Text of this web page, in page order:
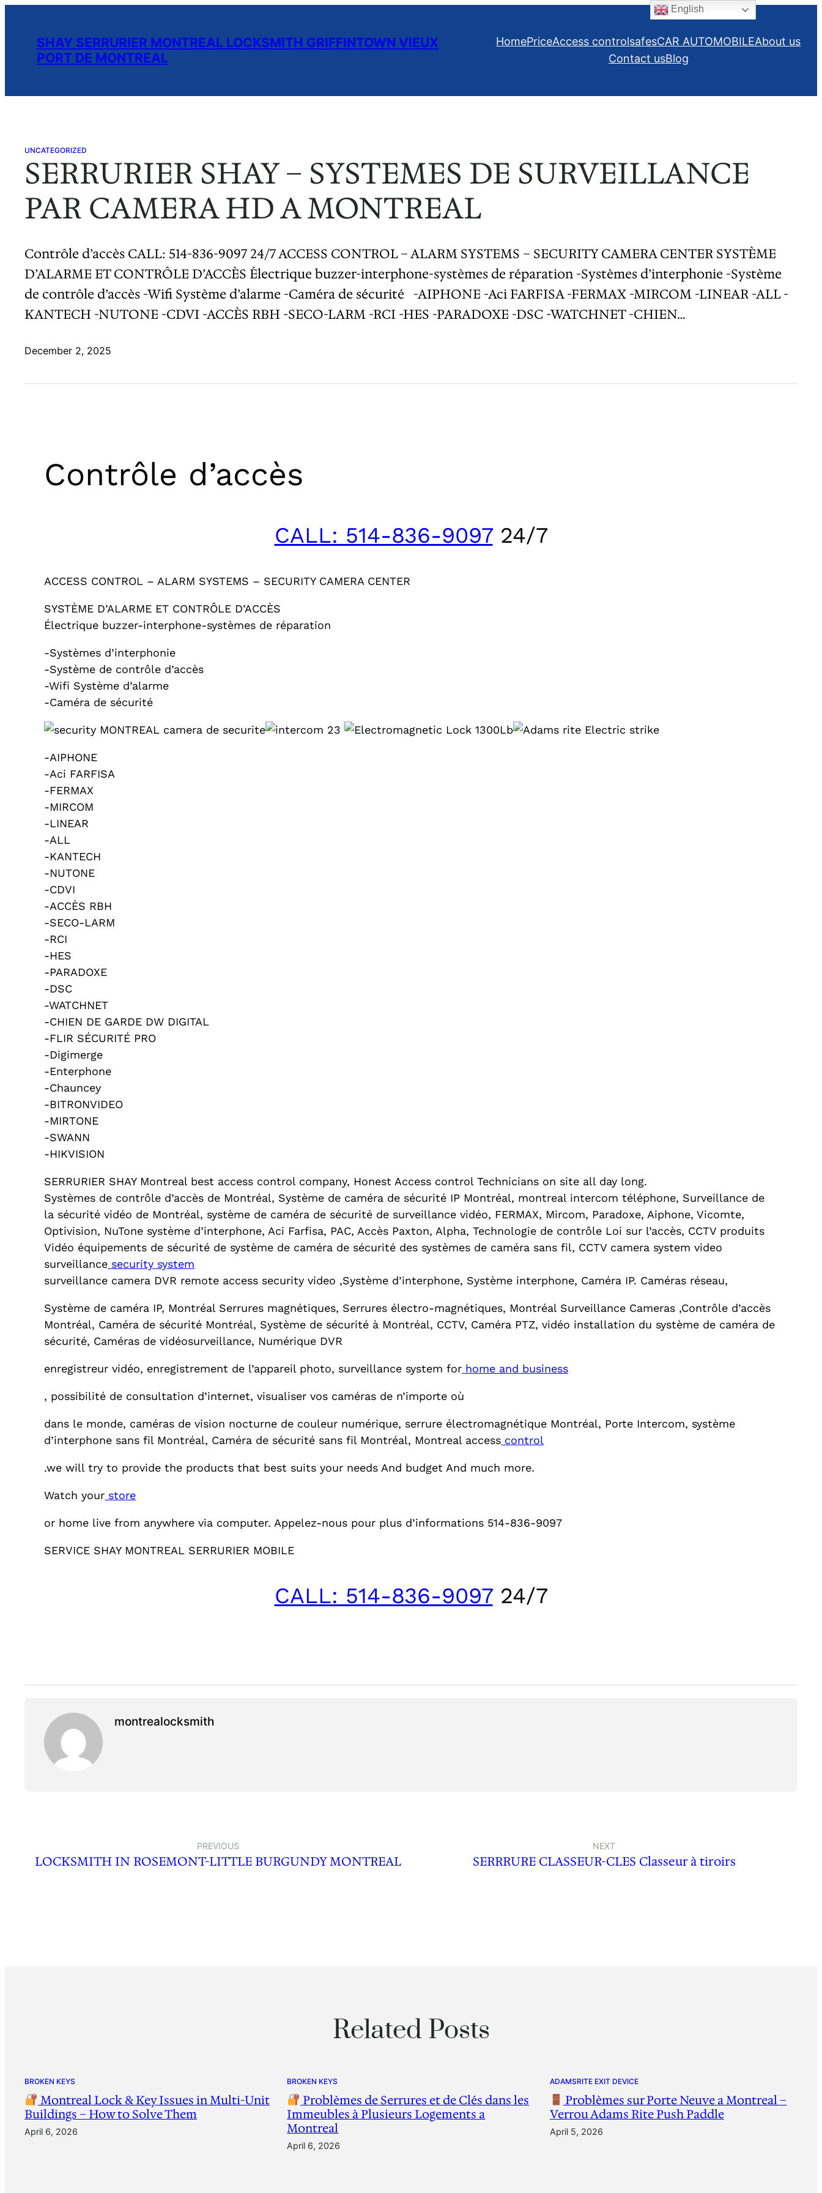
contentSHAY SERRURIER MONTREAL LOCKSMITH GRIFFINTOWN VIEUX
PORT DE MONTREAL
HomePriceAccess controlsafesCAR AUTOMOBILEAbout us
Contact usBlog
UNCATEGORIZED
SERRURIER SHAY – SYSTEMES DE SURVEILLANCE
PAR CAMERA HD A MONTREAL
Contrôle d’accès CALL: 514-836-9097 24/7 ACCESS CONTROL – ALARM SYSTEMS – SECURITY CAMERA CENTER SYSTÈME
D’ALARME ET CONTRÔLE D’ACCÈS Électrique buzzer-interphone-systèmes de réparation -Systèmes d’interphonie -Système
de contrôle d’accès -Wifi Système d’alarme -Caméra de sécurité -AIPHONE -Aci FARFISA -FERMAX -MIRCOM -LINEAR -ALL -
KANTECH -NUTONE -CDVI -ACCÈS RBH -SECO-LARM -RCI -HES -PARADOXE -DSC -WATCHNET -CHIEN…
December 2, 2025
Contrôle d’accès
CALL: 514-836-909724/7
ACCESS CONTROL – ALARM SYSTEMS – SECURITY CAMERA CENTER
SYSTÈME D’ALARME ET CONTRÔLE D’ACCÈS
Électrique buzzer-interphone-systèmes de réparation
-Systèmes d’interphonie
-Système de contrôle d’accès
-Wifi Système d’alarme
-Caméra de sécurité
-AIPHONE
-Aci FARFISA
-FERMAX
-MIRCOM
-LINEAR
-ALL
-KANTECH
-NUTONE
-CDVI
-ACCÈS RBH
-SECO-LARM
-RCI
-HES
-PARADOXE
-DSC
-WATCHNET
-CHIEN DE GARDE DW DIGITAL
-FLIR SÉCURITÉ PRO
-Digimerge
-Enterphone
-Chauncey
-BITRONVIDEO
-MIRTONE
-SWANN
-HIKVISION
SERRURIER SHAY Montreal best access control company, Honest Access control Technicians on site all day long.
Systèmes de contrôle d’accès de Montréal, Système de caméra de sécurité IP Montréal, montreal intercom téléphone, Surveillance de
la sécurité vidéo de Montréal, système de caméra de sécurité de surveillance vidéo, FERMAX, Mircom, Paradoxe, Aiphone, Vicomte,
Optivision, NuTone système d’interphone, Aci Farfisa, PAC, Accès Paxton, Alpha, Technologie de contrôle Loi sur l’accès, CCTV produits
Vidéo équipements de sécurité de système de caméra de sécurité des systèmes de caméra sans fil, CCTV camera system video
surveillance security system
surveillance camera DVR remote access security video ,Système d’interphone, Système interphone, Caméra IP. Caméras réseau,
Système de caméra IP, Montréal Serrures magnétiques, Serrures électro-magnétiques, Montréal Surveillance Cameras ,Contrôle d’accès
Montréal, Caméra de sécurité Montréal, Système de sécurité à Montréal, CCTV, Caméra PTZ, vidéo installation du système de caméra de
sécurité, Caméras de vidéosurveillance, Numérique DVR
enregistreur vidéo, enregistrement de l’appareil photo, surveillance system for home and business
, possibilité de consultation d’internet, visualiser vos caméras de n’importe où
dans le monde, caméras de vision nocturne de couleur numérique, serrure électromagnétique Montréal, Porte Intercom, système
d’interphone sans fil Montréal, Caméra de sécurité sans fil Montréal, Montreal access control
.we will try to provide the products that best suits your needs And budget And much more.
Watch your store
or home live from anywhere via computer. Appelez-nous pour plus d’informations 514-836-9097
SERVICE SHAY MONTREAL SERRURIER MOBILE
CALL: 514-836-909724/7
montrealocksmith
PREVIOUS
LOCKSMITH IN ROSEMONT-LITTLE BURGUNDY MONTREAL
NEXT
SERRRURE CLASSEUR-CLES Classeur à tiroirs
Related Posts
BROKEN KEYS
Montreal Lock & Key Issues in Multi-Unit
Buildings – How to Solve Them
April 6, 2026
BROKEN KEYS
Problèmes de Serrures et de Clés dans les
Immeubles à Plusieurs Logements a
Montreal
April 6, 2026
ADAMSRITE EXIT DEVICE
Problèmes sur Porte Neuve a Montreal –
Verrou Adams Rite Push Paddle
April 5, 2026
English